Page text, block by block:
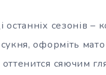
останніх сезонів –
сукня, оформіть
оттенится сяючим